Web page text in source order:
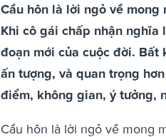
Cầu hôn là lời ngỏ về
Khi cô gái chấp nhận nghĩa
đoạn mới của cuộc đời. Bất
ấn tượng, và quan trọng
điểm, không gian, ý tưởng,
Cầu hôn là lời ngỏ về mong